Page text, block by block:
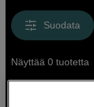
Suodata
Näyttää 0 tuotetta